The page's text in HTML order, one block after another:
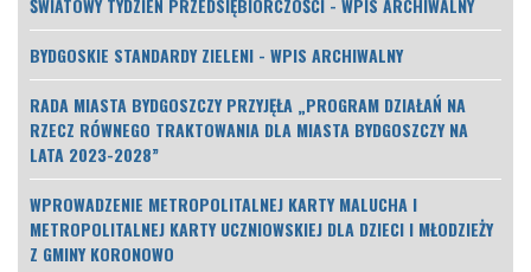
ŚWIATOWY TYDZIEŃ PRZEDSIĘBIORCZOŚCI - WPIS ARCHIWALNY
BYDGOSKIE STANDARDY ZIELENI - WPIS ARCHIWALNY
RADA MIASTA BYDGOSZCZY PRZYJĘŁA „PROGRAM DZIAŁAŃ NA
RZECZ RÓWNEGO TRAKTOWANIA DLA MIASTA BYDGOSZCZY NA
LATA 2023-2028”
WPROWADZENIE METROPOLITALNEJ KARTY MALUCHA I
METROPOLITALNEJ KARTY UCZNIOWSKIEJ DLA DZIECI I MŁODZIEŻY
Z GMINY KORONOWO